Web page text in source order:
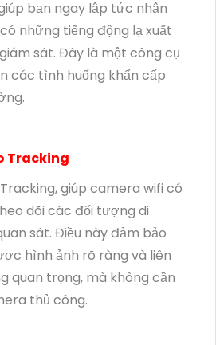
bạn ngay lập tức nhận
những tiếng động lạ xuất
sát. Đây là một công cụ
các tình huống khẩn cấp
Tracking
giúp camera wifi có
dõi các đối tượng di
sát. Điều này đảm bảo
hình ảnh rõ ràng và liên
quan trọng, mà không cần
thủ công.